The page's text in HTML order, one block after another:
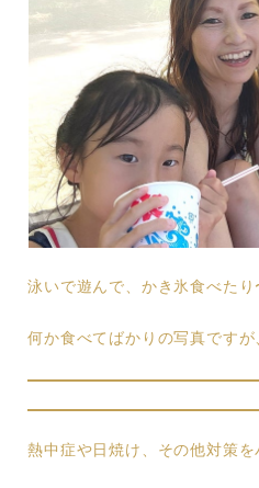
泳いで遊んで、かき氷食べたり
何か食べてばかりの写真ですが
熱中症や日焼け、その他対策を